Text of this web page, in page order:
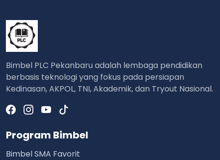
Bimbel PLC Pekanbaru adalah lembaga pendidikan
berbasis teknologi yang fokus pada persiapan
Kedinasan, AKPOL, TNI, Akademik, dan Tryout Nasional.
Program Bimbel
Bimbel SMA Favorit